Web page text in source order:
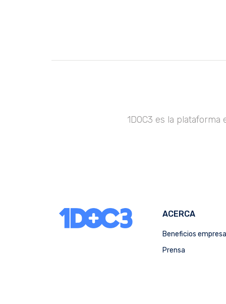
1DOC3 es la
ACERCA
Beneficios
Prensa